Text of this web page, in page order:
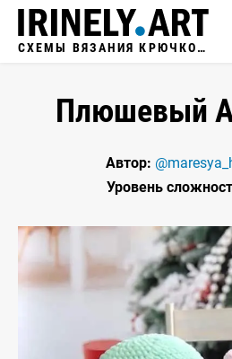
СХЕМЫ ВЯЗАНИЯ КРЮЧКОМ
Плюшевый
Автор:
Уровень